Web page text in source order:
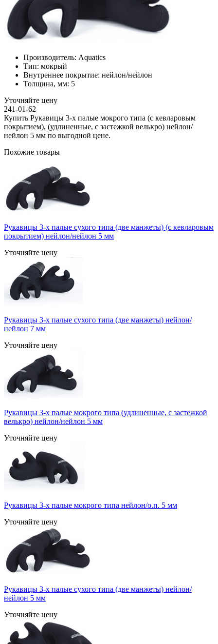
Производитель: Aquatics
Тип: мокрый
Внутреннее покрытие: нейлон/нейлон
Толщина, мм: 5
Уточняйте цену
241-01-62
Купить Рукавицы 3-х палые мокрого типа (с кевларовым
покрытием), (удлиненные, с застежкой велькро) нейлон/
нейлон 5 мм по выгодной цене.
Похожие товары
Рукавицы 3-х палые сухого типа (две манжеты) (с кевларовым
покрытием) нейлон/нейлон 5 мм
Уточняйте цену
Рукавицы 3-х палые сухого типа (две манжеты) нейлон/
нейлон 7 мм
Уточняйте цену
Рукавицы 3-х палые мокрого типа (удлиненные, с застежкой
велькро) нейлон/нейлон 5 мм
Уточняйте цену
Рукавицы 3-х палые мокрого типа нейлон/о.п. 5 мм
Уточняйте цену
Рукавицы 3-х палые сухого типа (две манжеты) нейлон/
нейлон 5 мм
Уточняйте цену